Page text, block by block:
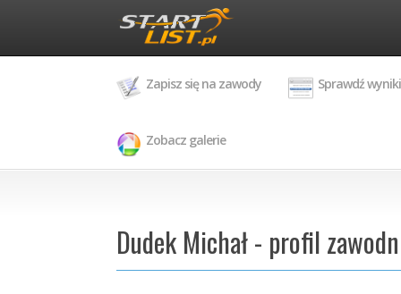
Zapisz się na zawody Sprawdź wyniki
Zobacz galerie
Dudek Michał - profil